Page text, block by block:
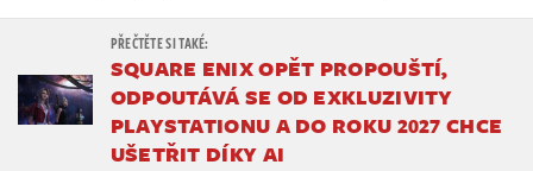
SQUARE ENIX OPĚT PROPOUŠTÍ,
ODPOUTÁVÁ SE OD EXKLUZIVITY
PLAYSTATIONU A DO ROKU 2027 CHCE
UŠETŘIT DÍKY AI